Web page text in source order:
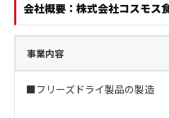
会社概要：株式会社コスモス
事業内容
■フリーズドライ製品の製造